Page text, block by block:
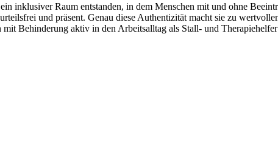
inklusiver Raum entstanden, in dem Menschen mit und ohne
und präsent. Genau diese Authentizität macht sie zu
Behinderung aktiv in den Arbeitsalltag als Stall- und